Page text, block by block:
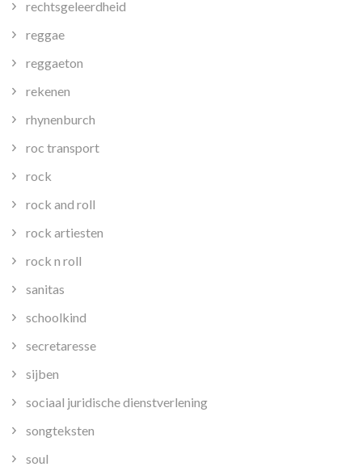
rechtsgeleerdheid
reggae
reggaeton
rekenen
rhynenburch
roc transport
rock
rock and roll
rock artiesten
rock n roll
sanitas
schoolkind
secretaresse
sijben
sociaal juridische dienstverlening
songteksten
soul